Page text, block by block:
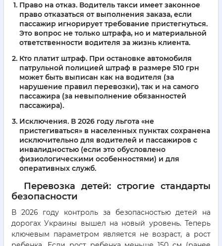
Право на отказ. Водитель такси имеет законное
право отказаться от выполнения заказа, если
пассажир игнорирует требование пристегнуться.
Это вопрос не только штрафа, но и материальной
ответственности водителя за жизнь клиента.
Кто платит штраф. При остановке автомобиля
патрульной полицией штраф в размере 510 грн
может быть выписан как на водителя (за
нарушение правил перевозки), так и на самого
пассажира (за невыполнение обязанностей
пассажира).
Исключения. В 2026 году льгота «не
пристегиваться» в населенных пунктах сохранена
исключительно для водителей и пассажиров с
инвалидностью (если это обусловлено
физиологическими особенностями) и для
оперативных служб.
Перевозка детей: строгие стандарты
безопасности
В 2026 году контроль за безопасностью детей на
дорогах Украины вышел на новый уровень. Теперь
ключевым параметром является не возраст, а рост